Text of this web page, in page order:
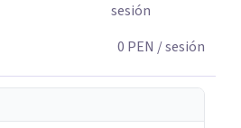
sesión
0 PEN / sesión